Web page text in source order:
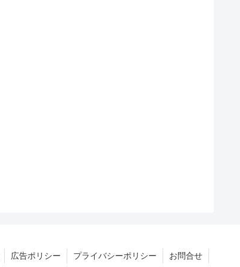
広告ポリシー プライバシーポリシー お問合せ